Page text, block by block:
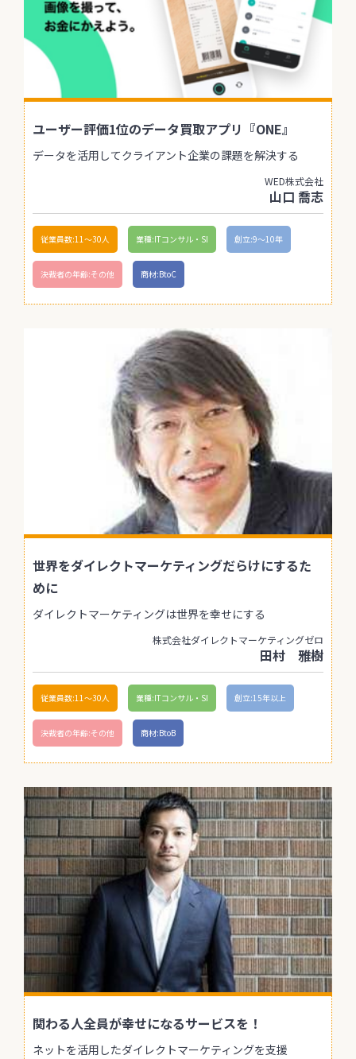
ユーザー評価1位のデータ買取アプリ『ONE』
データを活用してクライアント企業の課題を解決する
WED株式会社
山口 喬志
従業員数:11〜30人 業種:ITコンサル・SI 創立:9〜10年
決裁者の年齢:その他 商材:BtoC
世界をダイレクトマーケティングだらけにするた
めに
ダイレクトマーケティングは世界を幸せにする
株式会社ダイレクトマーケティングゼロ
田村 雅樹
従業員数:11〜30人 業種:ITコンサル・SI 創立:15年以上
決裁者の年齢:その他 商材:BtoB
関わる人全員が幸せになるサービスを！
ネットを活用したダイレクトマーケティングを支援